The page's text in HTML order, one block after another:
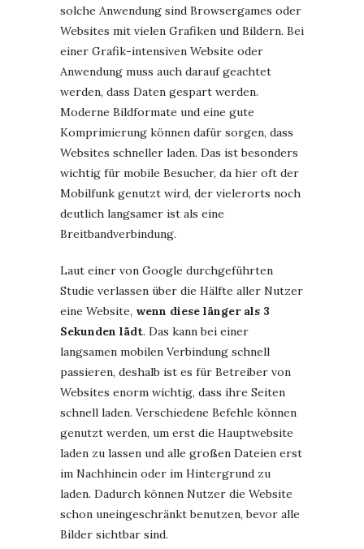
solche Anwendung sind Browsergames oder
Websites mit vielen Grafiken und Bildern. Bei
einer Grafik-intensiven Website oder
Anwendung muss auch darauf geachtet
werden, dass Daten gespart werden.
Moderne Bildformate und eine gute
Komprimierung können dafür sorgen, dass
Websites schneller laden. Das ist besonders
wichtig für mobile Besucher, da hier oft der
Mobilfunk genutzt wird, der vielerorts noch
deutlich langsamer ist als eine
Breitbandverbindung.
Laut einer von Google durchgeführten
Studie verlassen über die Hälfte aller Nutzer
eine Website, wenn diese länger als 3
Sekunden lädt. Das kann bei einer
langsamen mobilen Verbindung schnell
passieren, deshalb ist es für Betreiber von
Websites enorm wichtig, dass ihre Seiten
schnell laden. Verschiedene Befehle können
genutzt werden, um erst die Hauptwebsite
laden zu lassen und alle großen Dateien erst
im Nachhinein oder im Hintergrund zu
laden. Dadurch können Nutzer die Website
schon uneingeschränkt benutzen, bevor alle
Bilder sichtbar sind.